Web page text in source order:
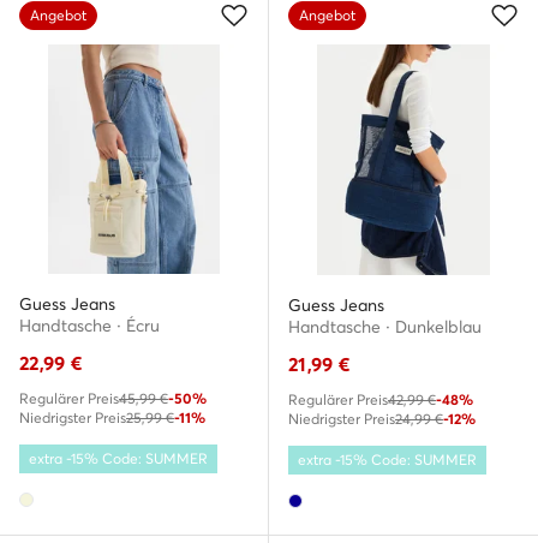
Angebot
Guess Jeans
Handtasche · Écru
22,99 €
Regulärer Preis45,99 €-50%
Niedrigster Preis25,99 €-11%
extra -15% Code: SUMMER
Angebot
Guess Jeans
Handtasche · Dunkelblau
21,99 €
Regulärer Preis42,99 €-48%
Niedrigster Preis24,99 €-12%
extra -15% Code: SUMMER